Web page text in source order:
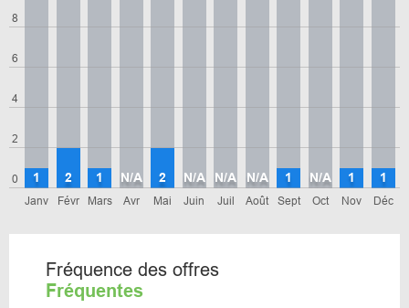
0
2
4
6
8
Janv
1
Févr
2
Mars
1
Avr
N/A
Mai
2
Juin
N/A
Juil
N/A
Août
N/A
Sept
1
Oct
N/A
Nov
1
Déc
1
Fréquence des offres
Fréquentes